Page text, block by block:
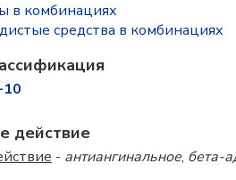
в комбинациях
средства в комбинациях
действие
- антиангинальное, бета-